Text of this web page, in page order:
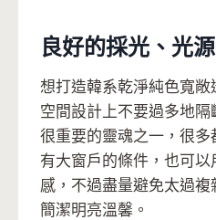
良好的採光、光源
想打造韓系乾淨純色寬
空間設計上不要過多地
很重要的靈魂之一，很
有大窗戶的條件，也可以
感，不過盡量避免太過
簡潔明亮溫馨。